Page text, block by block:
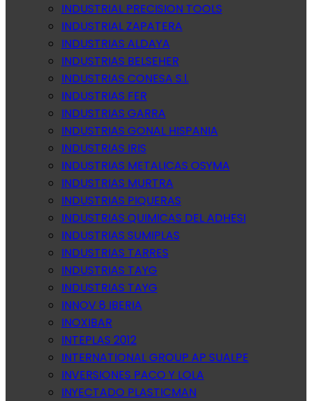
INDUSTRIAL PRECISION TOOLS
INDUSTRIAL ZAPATERA
INDUSTRIAS ALDAYA
INDUSTRIAS BELSEHER
INDUSTRIAS CONESA S.l.
INDUSTRIAS FER
INDUSTRIAS GARRA
INDUSTRIAS GONAL HISPANIA
INDUSTRIAS IRIS
INDUSTRIAS METALICAS OSYMA
INDUSTRIAS MURTRA
INDUSTRIAS PIQUERAS
INDUSTRIAS QUIMICAS DEL ADHESI
INDUSTRIAS SUMIPLAS
INDUSTRIAS TARRES
INDUSTRIAS TAYG
INDUSTRIAS TAYG
INNOV 8 IBERIA
INOXIBAR
INTEPLAS 2012
INTERNATIONAL GROUP AP SUALPE
INVERSIONES PACO Y LOLA
INYECTADO PLASTICMAN